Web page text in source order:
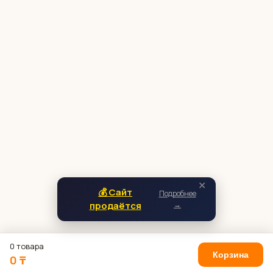
✕
💰 Сайт
продаётся
Подробнее
→
0 товара
0 ₸ Корзина